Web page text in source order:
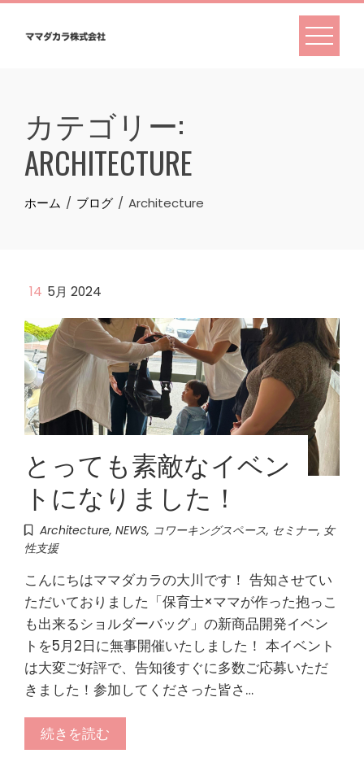
Skip
カテゴリー:
ARCHITECTURE
ホーム ブログ Architecture
14 5月 2024
とっても素敵なイベン
トになりました！
Architecture, NEWS, コワーキングスペース, セミナー, 女
性支援
こんにちはママダカラの大川です！ 告知させてい
ただいておりました「保育士×ママが作った抱っこ
も出来るショルダーバッグ」の新商品開発イベン
トを5月2日に無事開催いたしました！ 本イベント
は大変ご好評で、告知後すぐに多数ご応募いただ
きました！参加してくださった皆さ…
続きを読む